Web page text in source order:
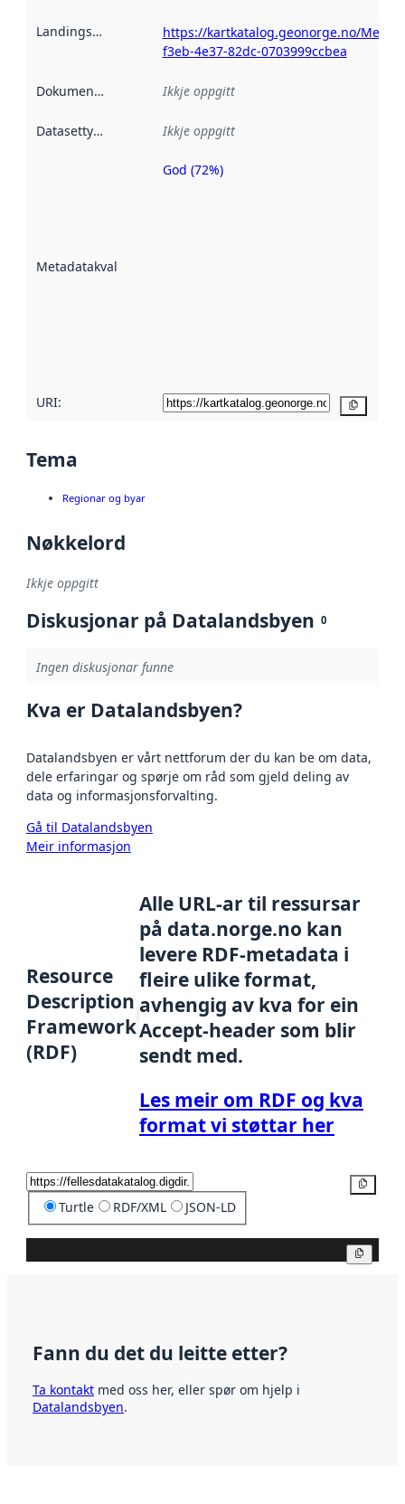
Landingsside
https://kartkatalog.geonorge.no/
f3eb-4e37-82dc-0703999ccbea
Dokumentasjon Ikkje oppgitt
Datasettype Ikkje oppgitt
Metadatakvalitet
Metadatakvalitet
God (72%)
URI:
Tema
Regionar og byar
Nøkkelord
Ikkje oppgitt
Diskusjonar på Datalandsbyen 0
Ingen diskusjonar funne
Kva er Datalandsbyen?
Datalandsbyen er vårt nettforum der du kan be om data,
dele erfaringar og spørje om råd som gjeld deling av
data og informasjonsforvalting.
Gå til Datalandsbyen
Meir informasjon
Resource
Description
Framework
(RDF)
Alle URL-ar til ressursar
på data.norge.no kan
levere RDF-metadata i
fleire ulike format,
avhengig av kva for ein
Accept-header som blir
sendt med.
Les meir om RDF og kva
format vi støttar her
Turtle RDF/XML JSON-LD
Fann du det du leitte etter?
Ta kontakt med oss her, eller spør om hjelp i
Datalandsbyen.